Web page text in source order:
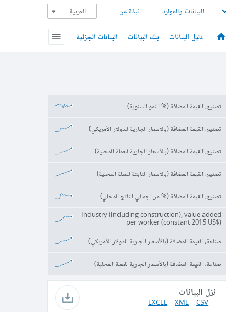
البيانات والموارد نبذة عن
دليل البيانات بنك البيانات البيانات الجزئية
تصنيع، القيمة المضافة (% النمو السنوية)
تصنيع، القيمة المضافة (بالأسعار الجارية للدولار الأمريكي)
تصنيع، القيمة المضافة (بالأسعار الجارية للعملة المحلية)
تصنيع، القيمة المضافة (بالأسعار الثابتة للعملة المحلية)
تصنيع، القيمة المضافة (% من إجمالي الناتج المحلي)
Industry (including construction), value added
per worker (constant 2015 US$)
صناعة، القيمة المضافة (بالأسعار الجارية للدولار الأمريكي)
صناعة، القيمة المضافة (بالأسعار الجارية للعملة المحلية)
نزل البيانات
CSV
XML
EXCEL